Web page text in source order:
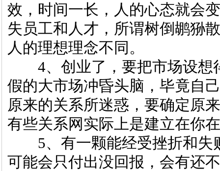
效，时间一长，人的心态就会
失员工和人才，所谓树倒鹕狲
人的理想理念不同。
4、创业了，要把市场设想
假的大市场冲昏头脑，毕竟自
原来的关系所迷惑，要确定原
有些关系网实际上是建立在你
5、有一颗能经受挫折和失
可能会只付出没回报，会有还